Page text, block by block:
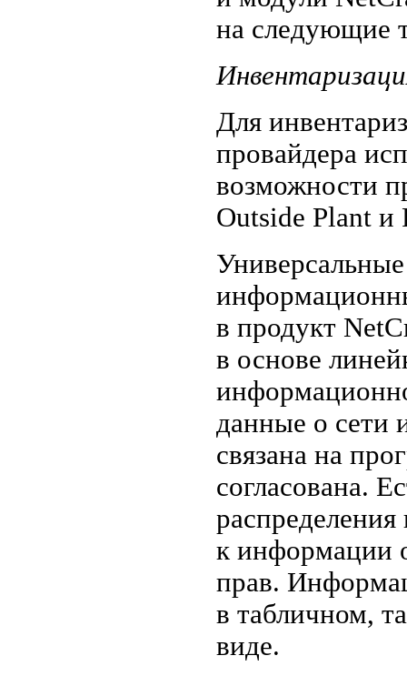
на следующие
Для
провайдера
возможности
Outside Plant и
в продукт
в основе
данные о сети
связана на
согласована.
к информации
прав.
в табличном,
виде.